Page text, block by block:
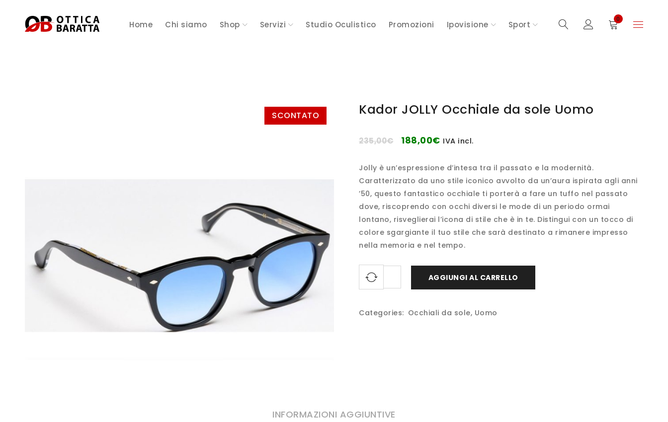
Home Chi siamo Shop Servizi Studio Oculistico Promozioni Ipovisione Sport
0
SCONTATO Kador JOLLY Occhiale da sole Uomo
235,00€ 188,00€ IVA incl.
Jolly è un’espressione d’intesa tra il passato e la modernità.
Caratterizzato da uno stile iconico avvolto da un’aura ispirata agli anni
’50, questo fantastico occhiale ti porterà a fare un tuffo nel passato
dove, riscoprendo con occhi diversi le mode di un periodo ormai
lontano, risveglierai l’icona di stile che è in te. Distingui con un tocco di
colore sgargiante il tuo stile che sarà destinato a rimanere impresso
nella memoria e nel tempo.
AGGIUNGI AL CARRELLO
Categories: Occhiali da sole, Uomo
INFORMAZIONI AGGIUNTIVE